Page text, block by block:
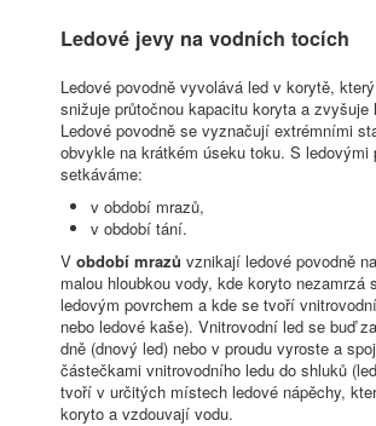
Ledové jevy na vodních tocích
Ledové povodně vyvolává led v korytě,
snižuje průtočnou kapacitu koryta a zvyšuje
Ledové povodně se vyznačují extrémními
obvykle na krátkém úseku toku. S ledovými
setkáváme:
v období mrazů,
v období tání.
V období mrazů vznikají ledové povodně
malou hloubkou vody, kde koryto nezamrzá
ledovým povrchem a kde se tvoří
nebo ledové kaše). Vnitrovodní led se buď
dně (dnový led) nebo v proudu vyroste a
částečkami vnitrovodního ledu do shluků
tvoří v určitých místech ledové nápěchy,
koryto a vzdouvají vodu.